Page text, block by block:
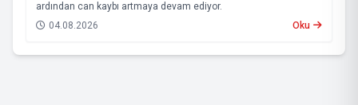
ardından can kaybı artmaya devam ediyor.
04.08.2026
Oku